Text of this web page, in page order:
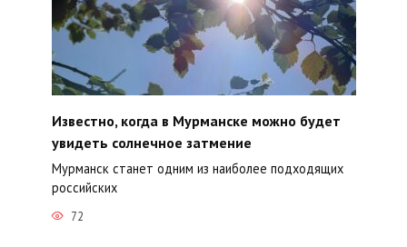
Известно, когда в Мурманске можно будет
увидеть солнечное затмение
Мурманск станет одним из наиболее подходящих
российских
72